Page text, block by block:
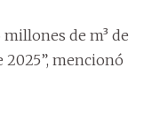
millones de m³ de
mencionó